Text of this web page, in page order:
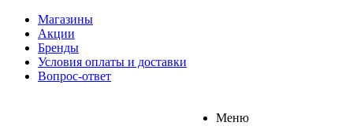
Магазины
Акции
Бренды
Условия оплаты и доставки
Вопрос-ответ
Меню